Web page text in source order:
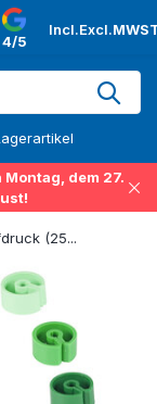
4/5
Incl.Excl.
dem 27.
(25...